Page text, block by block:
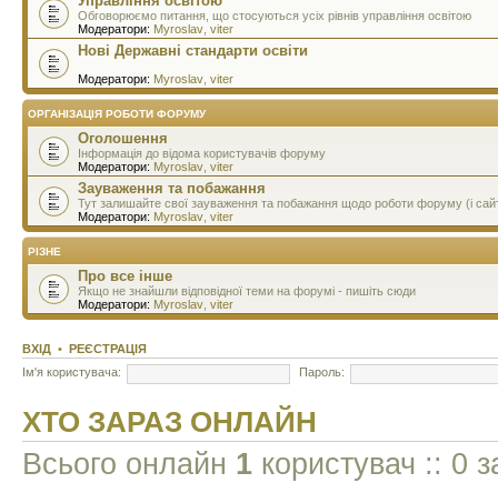
Обговорюємо питання, що стосуються усіх рівнів управління освітою
Модератори: Myroslav viter
Нові Державні стандарти освіти
Модератори: Myroslav viter
ОРГАНІЗАЦІЯ РОБОТИ ФОРУМУ
Оголошення
Інформація до відома користувачів форуму
Модератори: Myroslav viter
Зауваження та побажання
Тут залишайте свої зауваження та побажання щодо роботи форуму (і
Модератори: Myroslav viter
РІЗНЕ
Про все інше
Якщо не знайшли відповідної теми на форумі - пишіть сюди
Модератори: Myroslav viter
ВХІД • РЕЄСТРАЦІЯ
Ім'я користувача:
Пароль:
ХТО ЗАРАЗ ОНЛАЙН
Всього онлайн 1 користувач :: 0